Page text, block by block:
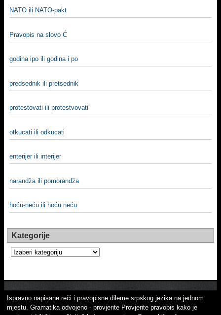
NATO ili NATO-pakt
Pravopis na slovo Ć
godina ipo ili godina i po
predsednik ili pretsednik
protestovati ili protestvovati
otkucati ili odkucati
enterijer ili interijer
narandža ili pomorandža
hoću-neću ili hoću neću
Kategorije
Kategorije
Ispravno napisane reči i pravopisne dileme srpskog jezika na jednom
mjestu. Gramatika odvojeno - provjerite Provjerite pravopis kako je